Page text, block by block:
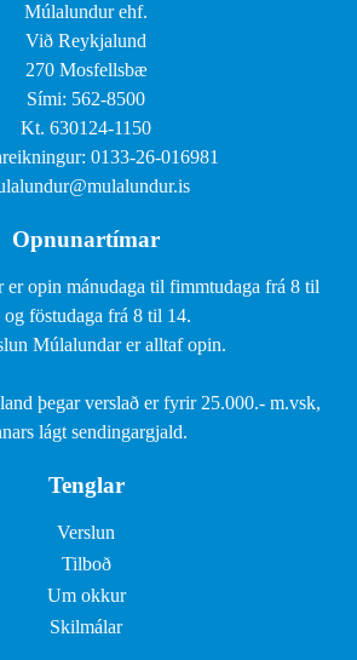
Múlalundur ehf.
Við Reykjalund
270 Mosfellsbæ
Sími: 562-8500
Kt. 630124-1150
0133-26-016981
Opnunartímar
er opin mánudaga til fimmtudaga frá 8 til
og föstudaga frá 8 til 14.
Múlalundar er alltaf opin.
þegar verslað er fyrir 25.000.- m.vsk,
lágt sendingargjald.
Tenglar
Verslun
Tilboð
Um okkur
Skilmálar